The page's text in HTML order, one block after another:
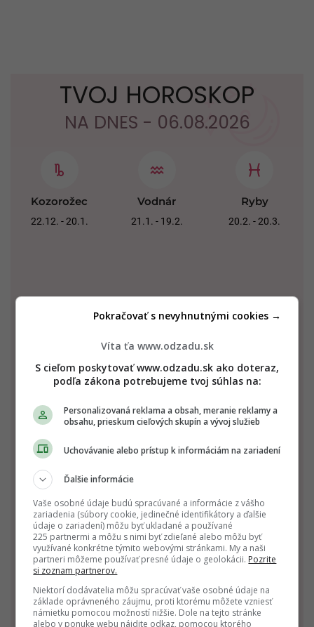
TVOJ HOROSKOP
NA DNES - 06.08.2026
Kozorožec
22.12. - 20.1.
Vodnár
21.1. - 19.2.
Ryby
20.2. - 20.3.
21.3. - 20.4.
Býk
21.4. - 20.5. 21.5. - 21.6.
22.6. - 22.7.
Lev
23.7. - 22.8.
Panna
23.8. - 22.9.
Víta ťa www.odzadu.sk
S cieľom poskytovať www.odzadu.sk ako doteraz,
podľa zákona potrebujeme tvoj súhlas na:
Personalizovaná reklama a obsah, meranie reklamy a
obsahu, prieskum cieľových skupín a vývoj služieb
Uchovávanie alebo prístup k informáciám na zariadení
Ďalšie informácie
Vaše osobné údaje budú spracúvané a informácie z vášho
zariadenia (súbory cookie, jedinečné identifikátory a ďalšie
údaje o zariadení) môžu byť ukladané a používané
225 partnermi a môžu s nimi byť zdieľané alebo môžu byť
využívané konkrétne týmito webovými stránkami. My a naši
partneri môžeme používať presné údaje o geolokácii. Pozrite
si zoznam partnerov.
Niektorí dodávatelia môžu spracúvať vaše osobné údaje na
základe oprávneného záujmu, proti ktorému môžete vzniesť
námietku pomocou možností nižšie. Dole na tejto stránke
alebo v ponuke webu nájdite odkaz, pomocou ktorého
Pokračovať s nevyhnutnými cookies →